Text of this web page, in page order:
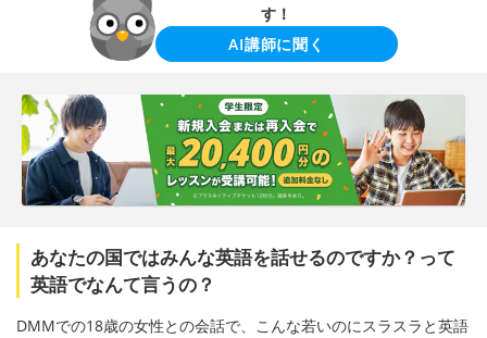
す！
AI講師に聞く
あなたの国ではみんな英語を話せるのですか？って
英語でなんて言うの？
DMMでの18歳の女性との会話で、こんな若いのにスラスラと英語